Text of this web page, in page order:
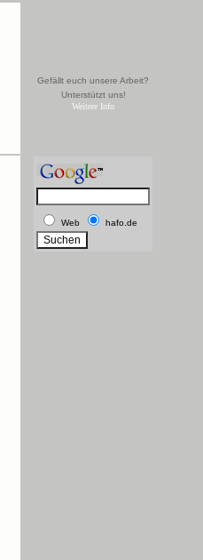
Gefällt euch unsere Arbeit?
Unterstützt uns!
Weitere Info
Web hafo.de